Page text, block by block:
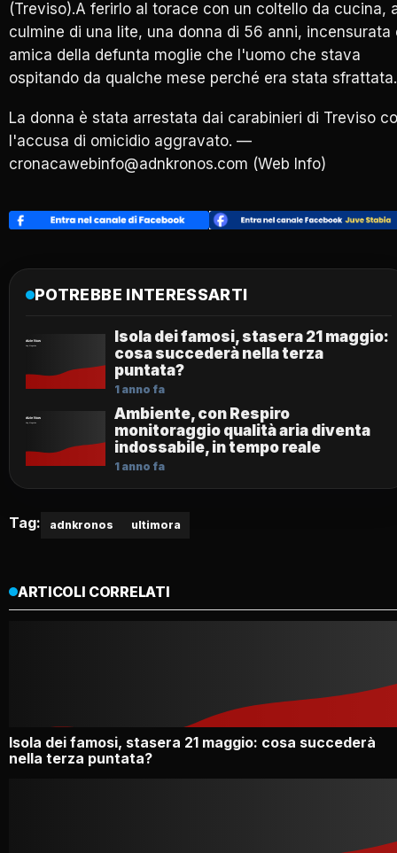
(Treviso).A ferirlo al torace con un coltello da cucina,
culmine di una lite, una donna di 56 anni, incensurata
amica della defunta moglie che l'uomo che stava
ospitando da qualche mese perché era stata sfrattata.
La donna è stata arrestata dai carabinieri di Treviso
l'accusa di omicidio aggravato. —
cronacawebinfo@adnkronos.com (Web Info)
POTREBBE INTERESSARTI
Isola dei famosi, stasera 21 maggio:
cosa succederà nella terza
puntata?
1 anno fa
Ambiente, con Respiro
monitoraggio qualità aria diventa
indossabile, in tempo reale
1 anno fa
Tag: adnkronos ultimora
ARTICOLI CORRELATI
Isola dei famosi, stasera 21 maggio: cosa succederà
nella terza puntata?